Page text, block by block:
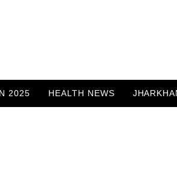
2025 HEALTH NEWS